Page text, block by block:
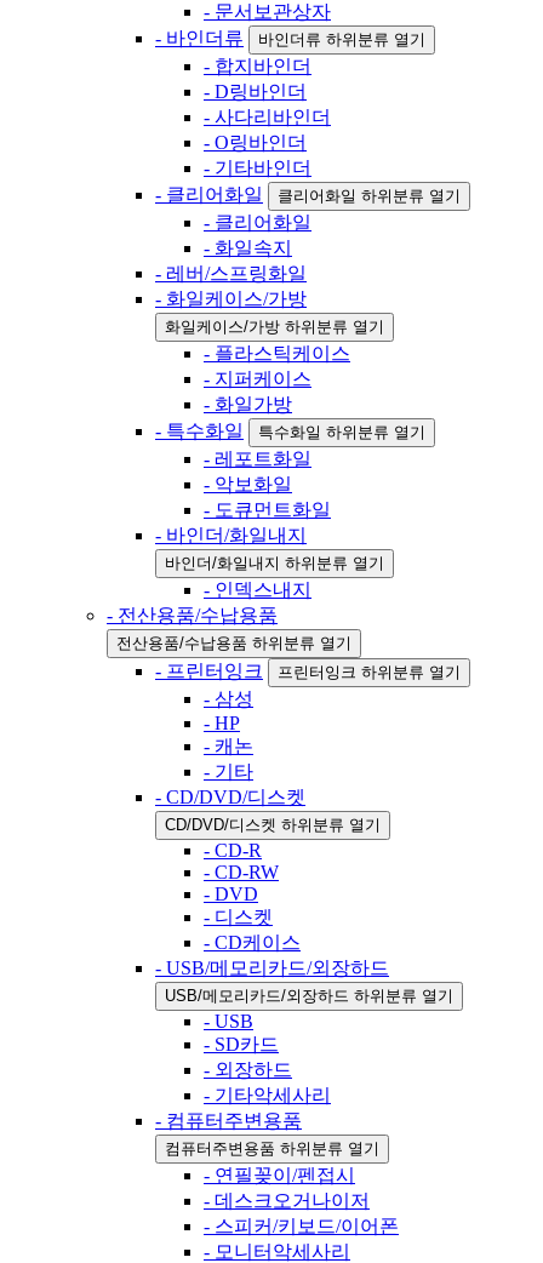
- 문서보관상자
- 바인더류
바인더류 하위분류 열기
- 합지바인더
- D링바인더
- 사다리바인더
- O링바인더
- 기타바인더
- 클리어화일
클리어화일 하위분류 열기
- 클리어화일
- 화일속지
- 레버/스프링화일
- 화일케이스/가방
화일케이스/가방 하위분류 열기
- 플라스틱케이스
- 지퍼케이스
- 화일가방
- 특수화일
특수화일 하위분류 열기
- 레포트화일
- 악보화일
- 도큐먼트화일
- 바인더/화일내지
바인더/화일내지 하위분류 열기
- 인덱스내지
- 전산용품/수납용품
전산용품/수납용품 하위분류 열기
- 프린터잉크 프린터잉크 하위분류 열기
- 삼성
- HP
- 캐논
- 기타
- CD/DVD/디스켓
CD/DVD/디스켓 하위분류 열기
- CD-R
- CD-RW
- DVD
- 디스켓
- CD케이스
- USB/메모리카드/외장하드
USB/메모리카드/외장하드 하위분류 열기
- USB
- SD카드
- 외장하드
- 기타악세사리
- 컴퓨터주변용품
컴퓨터주변용품 하위분류 열기
- 연필꽂이/펜접시
- 데스크오거나이저
- 스피커/키보드/이어폰
- 모니터악세사리